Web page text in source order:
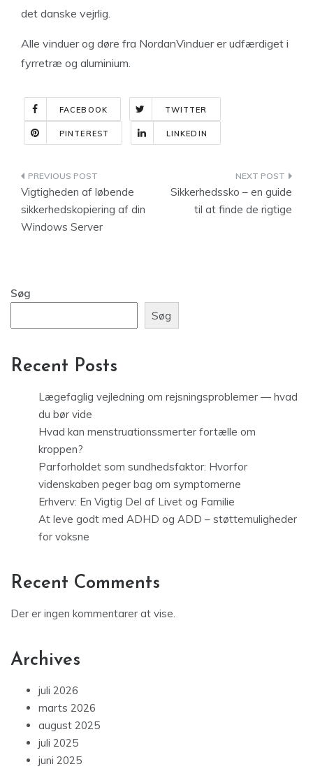
det danske vejrlig.
Alle vinduer og døre fra NordanVinduer er udfærdiget i
fyrretræ og aluminium.
FACEBOOK TWITTER
PINTEREST LINKEDIN
Indlægsnavigation
Vigtigheden af løbende
sikkerhedskopiering af din
Windows Server
Sikkerhedssko – en guide
til at finde de rigtige
Søg
Søg
Recent Posts
Lægefaglig vejledning om rejsningsproblemer — hvad
du bør vide
Hvad kan menstruationssmerter fortælle om
kroppen?
Parforholdet som sundhedsfaktor: Hvorfor
videnskaben peger bag om symptomerne
Erhverv: En Vigtig Del af Livet og Familie
At leve godt med ADHD og ADD – støttemuligheder
for voksne
Recent Comments
Der er ingen kommentarer at vise.
Archives
juli 2026
marts 2026
august 2025
juli 2025
juni 2025